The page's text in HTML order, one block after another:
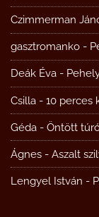
Czimmerman
gasztromanko -
Deák Éva -
Csilla - 10 perces
Géda - Öntött
Ágnes - Aszalt
Lengyel István -